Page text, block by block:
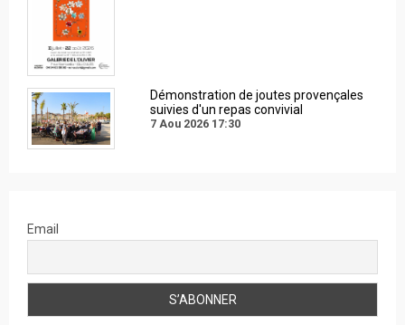
Démonstration de joutes provençales
suivies d'un repas convivial
7 Aou 2026 17:30
Email